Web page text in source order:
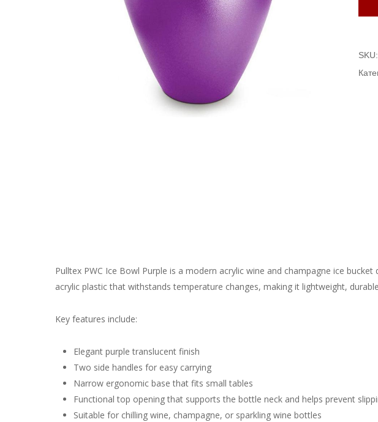
SKU:
Pulltex PWC Ice Bowl Purple is a modern acrylic wine and champagne ice
acrylic plastic that withstands temperature changes, making it lightweight,
Key features include:
Elegant purple translucent finish
Two side handles for easy carrying
Narrow ergonomic base that fits small tables
Functional top opening that supports the bottle neck and helps prevent
Suitable for chilling wine, champagne, or sparkling wine bottles